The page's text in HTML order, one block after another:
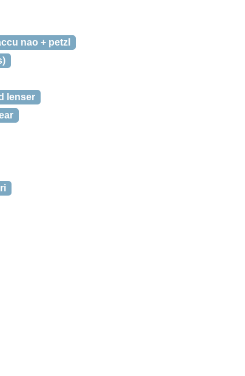
nao + petzl
lenser